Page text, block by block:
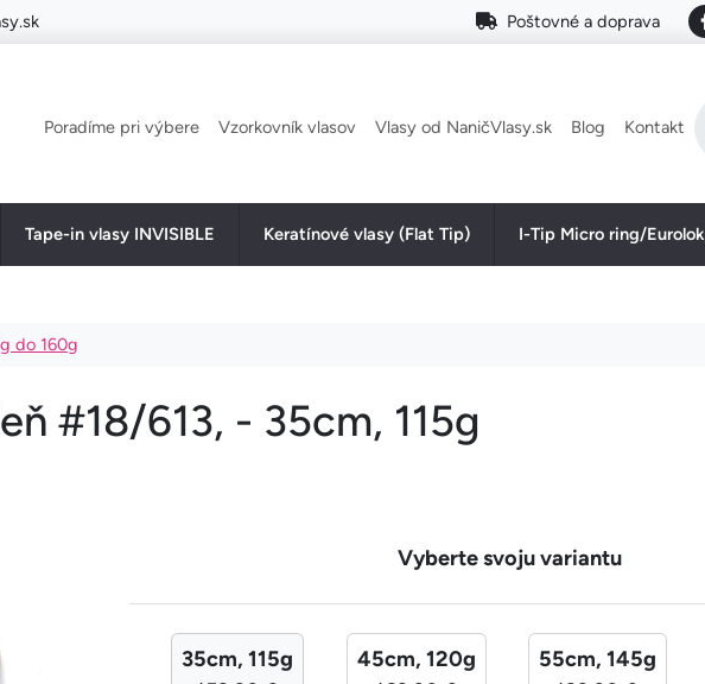
Poštovné a doprava
Main navigation
Poradíme pri výbere Vzorkovník vlasov Vlasy od NaničVlasy.sk Blog Kontakt
submenu
Tape-in vlasy INVISIBLE Keratínové vlasy (Flat Tip) I-Tip Micro ring/Eurolok
do 160g
#18/613, - 35cm, 115g
Vyberte svoju variantu
35cm, 115g
45cm, 120g
55cm, 145g